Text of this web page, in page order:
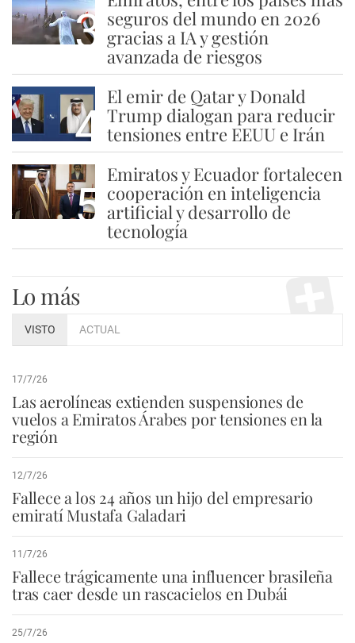
3 seguros del mundo en 2026
gracias a IA y gestión
avanzada de riesgos
4
El emir de Qatar y Donald
Trump dialogan para reducir
tensiones entre EEUU e Irán
5
Emiratos y Ecuador fortalecen
cooperación en inteligencia
artificial y desarrollo de
tecnología
Lo más
VISTO ACTUAL
17/7/26
Las aerolíneas extienden suspensiones de
vuelos a Emiratos Árabes por tensiones en la
región
12/7/26
Fallece a los 24 años un hijo del empresario
emiratí Mustafa Galadari
11/7/26
Fallece trágicamente una influencer brasileña
tras caer desde un rascacielos en Dubái
25/7/26